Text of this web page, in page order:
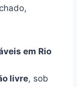
em Rio
livre, sob